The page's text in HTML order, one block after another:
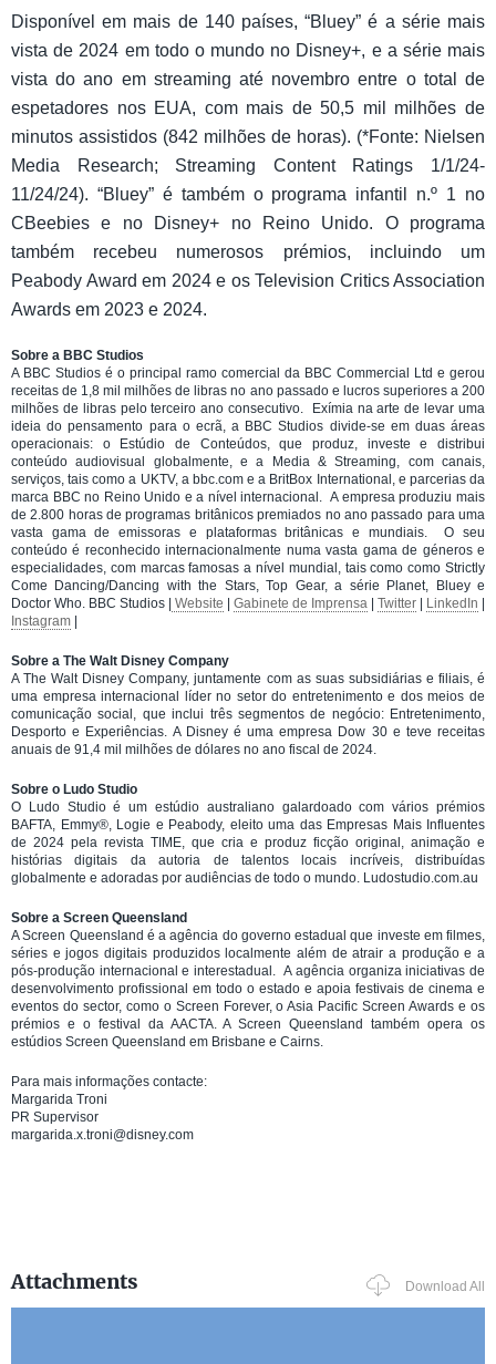
Disponível em mais de 140 países, “Bluey” é a série mais
vista de 2024 em todo o mundo no Disney+, e a série mais
vista do ano em streaming até novembro entre o total de
espetadores nos EUA, com mais de 50,5 mil milhões de
minutos assistidos (842 milhões de horas). (*Fonte: Nielsen
Media Research; Streaming Content Ratings 1/1/24-
11/24/24). “Bluey” é também o programa infantil n.º 1 no
CBeebies e no Disney+ no Reino Unido. O programa
também recebeu numerosos prémios, incluindo um
Peabody Award em 2024 e os Television Critics Association
Awards em 2023 e 2024.
Sobre a BBC Studios
A BBC Studios é o principal ramo comercial da BBC Commercial Ltd e gerou
receitas de 1,8 mil milhões de libras no ano passado e lucros superiores a 200
milhões de libras pelo terceiro ano consecutivo. Exímia na arte de levar uma
ideia do pensamento para o ecrã, a BBC Studios divide-se em duas áreas
operacionais: o Estúdio de Conteúdos, que produz, investe e distribui
conteúdo audiovisual globalmente, e a Media & Streaming, com canais,
serviços, tais como a UKTV, a bbc.com e a BritBox International, e parcerias da
marca BBC no Reino Unido e a nível internacional. A empresa produziu mais
de 2.800 horas de programas britânicos premiados no ano passado para uma
vasta gama de emissoras e plataformas britânicas e mundiais. O seu
conteúdo é reconhecido internacionalmente numa vasta gama de géneros e
especialidades, com marcas famosas a nível mundial, tais como como Strictly
Come Dancing/Dancing with the Stars, Top Gear, a série Planet, Bluey e
Doctor Who. BBC Studios |
Website Gabinete de Imprensa Twitter LinkedIn
Instagram
Sobre a The Walt Disney Company
A The Walt Disney Company, juntamente com as suas subsidiárias e filiais, é
uma empresa internacional líder no setor do entretenimento e dos meios de
comunicação social, que inclui três segmentos de negócio: Entretenimento,
Desporto e Experiências. A Disney é uma empresa Dow 30 e teve receitas
anuais de 91,4 mil milhões de dólares no ano fiscal de 2024.
Sobre o Ludo Studio
O Ludo Studio é um estúdio australiano galardoado com vários prémios
BAFTA, Emmy®, Logie e Peabody, eleito uma das Empresas Mais Influentes
de 2024 pela revista TIME, que cria e produz ficção original, animação e
histórias digitais da autoria de talentos locais incríveis, distribuídas
globalmente e adoradas por audiências de todo o mundo. Ludostudio.com.au
Sobre a Screen Queensland
A Screen Queensland é a agência do governo estadual que investe em filmes,
séries e jogos digitais produzidos localmente além de atrair a produção e a
pós-produção internacional e interestadual. A agência organiza iniciativas de
desenvolvimento profissional em todo o estado e apoia festivais de cinema e
eventos do sector, como o Screen Forever, o Asia Pacific Screen Awards e os
prémios e o festival da AACTA. A Screen Queensland também opera os
estúdios Screen Queensland em Brisbane e Cairns.
Para mais informações contacte:
Margarida Troni
PR Supervisor
margarida.x.troni@disney.com
Attachments Download All